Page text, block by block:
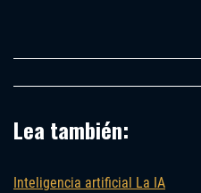
Lea también:
Inteligencia artificial La IA